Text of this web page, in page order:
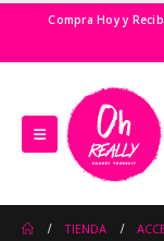
Compra Hoy y
TIENDA